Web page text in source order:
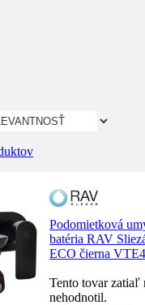
Podomietková
batéria RAV
ECO čierna
Tento tovar zatiaľ
nehodnotil.